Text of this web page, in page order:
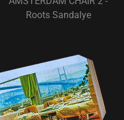
Roots Sandalye